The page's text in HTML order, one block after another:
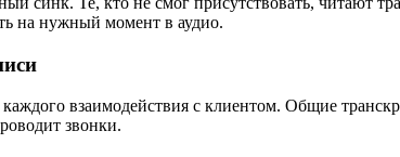
на нужный момент в аудио.
взаимодействия с клиентом. Общие
звонки.